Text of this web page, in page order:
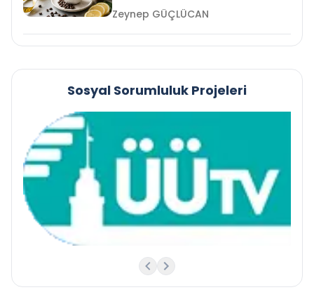
Zeynep GÜÇLÜCAN
Sosyal Sorumluluk Projeleri